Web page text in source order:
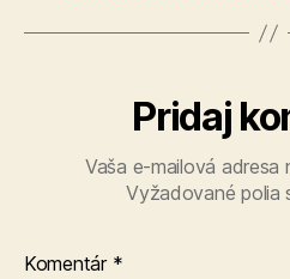
Pridaj
Vaša e-mailová adresa
Vyžadované polia
Komentár *